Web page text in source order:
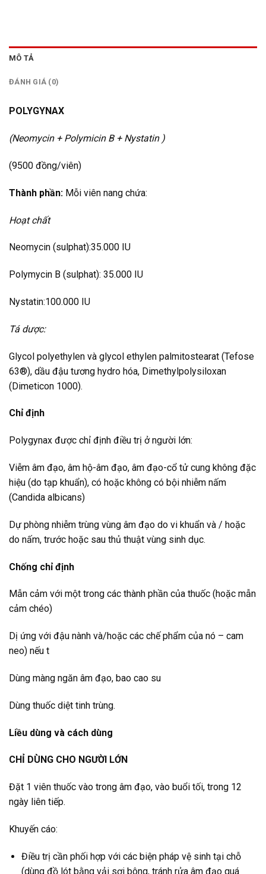
MÔ TẢ
ĐÁNH GIÁ (0)
POLYGYNAX
(Neomycin + Polymicin B + Nystatin )
(9500 đồng/viên)
Thành phần: Mỗi viên nang chứa:
Hoạt chất
Neomycin (sulphat):35.000 IU
Polymycin B (sulphat): 35.000 IU
Nystatin:100.000 IU
Tá dược:
Glycol polyethylen và glycol ethylen palmitostearat (Tefose
63®), dầu đậu tương hydro hóa, Dimethylpolysiloxan
(Dimeticon 1000).
Chỉ định
Polygynax được chỉ định điều trị ở người lớn:
Viễm âm đạo, âm hộ-âm đạo, âm đạo-cổ tử cung không đặc
hiệu (do tạp khuẩn), có hoặc không có bội nhiễm nấm
(Candida albicans)
Dự phòng nhiễm trùng vùng âm đạo do vi khuẩn và / hoặc
do nấm, trước hoặc sau thủ thuật vùng sinh dục.
Chống chỉ định
Mẫn cảm với một trong các thành phần của thuốc (hoặc mẫn
cảm chéo)
Dị ứng với đậu nành và/hoặc các chế phẩm của nó – cam
neo) nếu t
Dùng màng ngăn âm đạo, bao cao su
Dùng thuốc diệt tinh trùng.
Liều dùng và cách dùng
CHỈ DÙNG CHO NGƯỜI LỚN
Đặt 1 viên thuốc vào trong âm đạo, vào buổi tối, trong 12
ngày liên tiếp.
Khuyến cáo:
Điều trị cần phối hợp với các biện pháp vệ sinh tại chỗ
(dùng đồ lót bằng vải sợi bông, tránh rửa âm đạo quá